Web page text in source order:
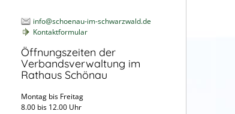
info@schoenau-im-schwarzwald.de
Kontaktformular
Öffnungszeiten der
Verbandsverwaltung im
Rathaus Schönau
Montag bis Freitag
8.00 bis 12.00 Uhr